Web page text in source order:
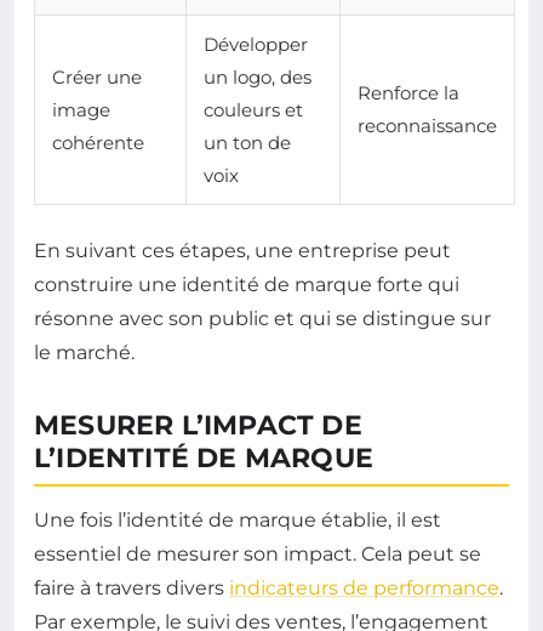
Créer une
image
cohérente
Développer
un logo, des
couleurs et
un ton de
voix
Renforce la
reconnaissance
En suivant ces étapes, une entreprise peut
construire une identité de marque forte qui
résonne avec son public et qui se distingue sur
le marché.
MESURER L’IMPACT DE
L’IDENTITÉ DE MARQUE
Une fois l’identité de marque établie, il est
essentiel de mesurer son impact. Cela peut se
faire à travers divers indicateurs de performance.
Par exemple, le suivi des ventes, l’engagement